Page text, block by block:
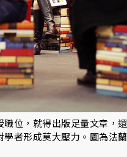
職位，就得出版足量文章，還
者形成莫大壓力。圖為法蘭